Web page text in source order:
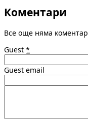
Коментари
Все още няма
Guest *
Guest email